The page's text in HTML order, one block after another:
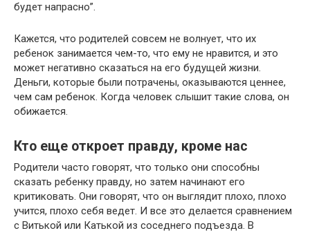
будет напрасно”.
Кажется, что родителей совсем не волнует, что их
ребенок занимается чем-то, что ему не нравится, и это
может негативно сказаться на его будущей жизни.
Деньги, которые были потрачены, оказываются ценнее,
чем сам ребенок. Когда человек слышит такие слова, он
обижается.
Кто еще откроет правду, кроме нас
Родители часто говорят, что только они способны
сказать ребенку правду, но затем начинают его
критиковать. Они говорят, что он выглядит плохо, плохо
учится, плохо себя ведет. И все это делается сравнением
с Витькой или Катькой из соседнего подъезда. В